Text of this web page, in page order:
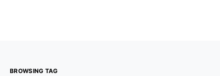
BROWSING TAG